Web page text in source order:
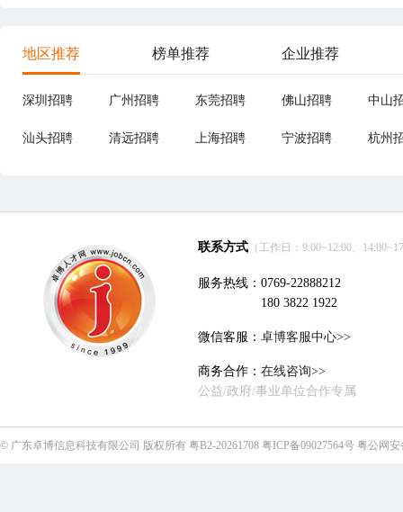
地区推荐 榜单推荐 企业推荐
深圳招聘 广州招聘 东莞招聘 佛山招聘 中山
汕头招聘 清远招聘 上海招聘 宁波招聘 杭州
联系方式 （工作日：9:00~12:00、
服务热线：0769-22888212
180 3822 1922
微信客服： 卓博客服中心>>
商务合作： 在线咨询>>
公益/政府/事业单位合作专属
© 广东卓博信息科技有限公司 版权所有 粤B2-20261708 粤ICP备09027564号 粤公网安